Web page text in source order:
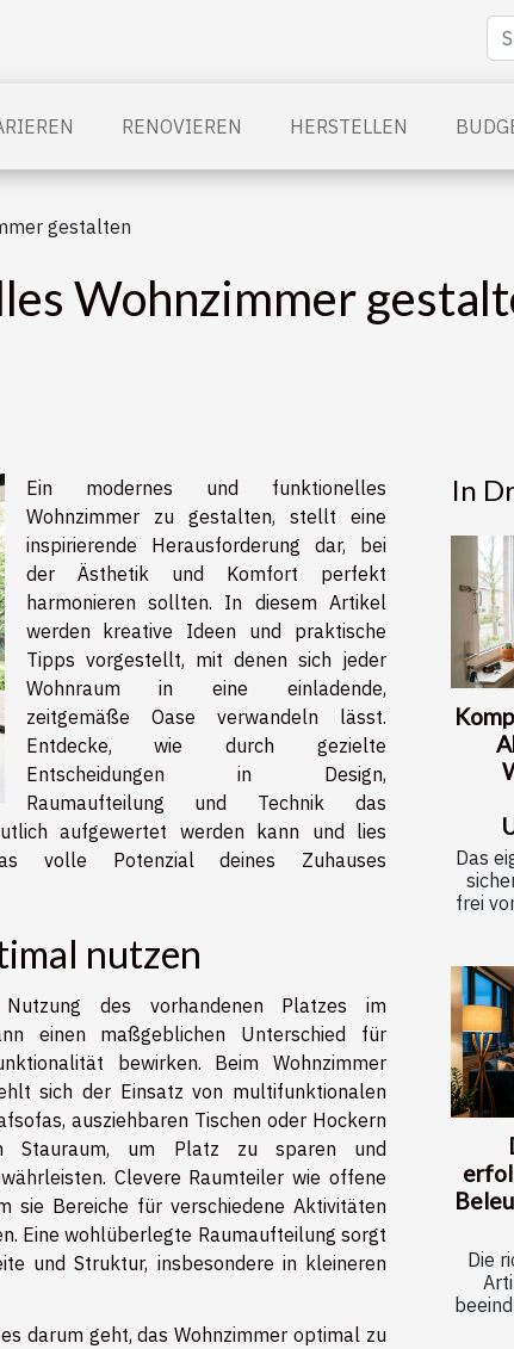
RENOVIEREN HERSTELLEN
gestalten
Wohnzimmer
Ein modernes und funktionelles
Wohnzimmer zu gestalten, stellt eine
inspirierende Herausforderung dar, bei
der Ästhetik und Komfort perfekt
harmonieren sollten. In diesem Artikel
werden kreative Ideen und praktische
Tipps vorgestellt, mit denen sich jeder
Wohnraum in eine einladende,
zeitgemäße Oase verwandeln lässt.
Entdecke, wie durch gezielte
Entscheidungen in Design,
Raumaufteilung und Technik das
aufgewertet werden kann und lies
volle Potenzial deines Zuhauses
nutzen
des vorhandenen Platzes im
einen maßgeblichen Unterschied für
bewirken. Beim Wohnzimmer
sich der Einsatz von multifunktionalen
ausziehbaren Tischen oder Hockern
Stauraum, um Platz zu sparen und
Clevere Raumteiler wie offene
sie Bereiche für verschiedene Aktivitäten
Eine wohlüberlegte Raumaufteilung sorgt
und Struktur, insbesondere in kleineren
darum geht, das Wohnzimmer optimal zu
In
Das
frei
Die